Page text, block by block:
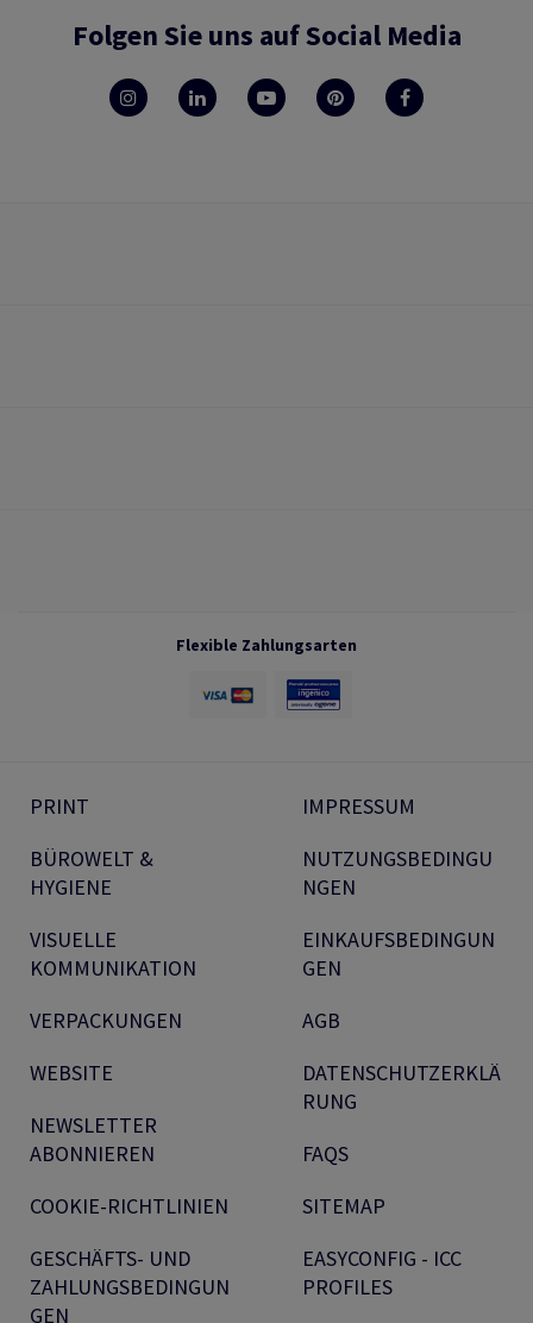
Folgen Sie uns auf Social Media
Flexible Zahlungsarten
PRINT
BÜROWELT &
HYGIENE
VISUELLE
KOMMUNIKATION
VERPACKUNGEN
WEBSITE
NEWSLETTER
ABONNIEREN
COOKIE-RICHTLINIEN
GESCHÄFTS- UND
ZAHLUNGSBEDINGUN
GEN
IMPRESSUM
NUTZUNGSBEDINGU
NGEN
EINKAUFSBEDINGUN
GEN
AGB
DATENSCHUTZERKLÄ
RUNG
FAQS
SITEMAP
EASYCONFIG - ICC
PROFILES